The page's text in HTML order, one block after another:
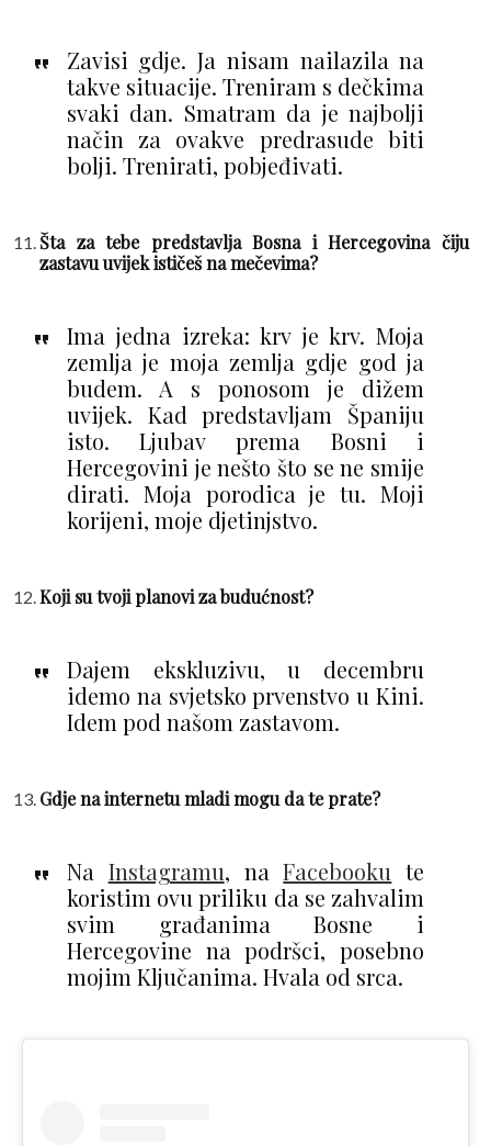
Zavisi gdje. Ja nisam nailazila na
takve situacije. Treniram s dečkima
svaki dan. Smatram da je najbolji
način za ovakve predrasude biti
bolji. Trenirati, pobjeđivati.
Šta za tebe predstavlja Bosna i Hercegovina čiju
zastavu uvijek ističeš na mečevima?
Ima jedna izreka: krv je krv. Moja
zemlja je moja zemlja gdje god ja
budem. A s ponosom je dižem
uvijek. Kad predstavljam Španiju
isto. Ljubav prema Bosni i
Hercegovini je nešto što se ne smije
dirati. Moja porodica je tu. Moji
korijeni, moje djetinjstvo.
Koji su tvoji planovi za budućnost?
Dajem ekskluzivu, u decembru
idemo na svjetsko prvenstvo u Kini.
Idem pod našom zastavom.
Gdje na internetu mladi mogu da te prate?
Na Instagramu, naFacebooku te
koristim ovu priliku da se zahvalim
svim građanima Bosne i
Hercegovine na podršci, posebno
mojim Ključanima. Hvala od srca.